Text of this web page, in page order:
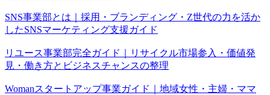
SNS事業部とは｜採用・ブランディング・Z世代の力を活か
したSNSマーケティング支援ガイド
リユース事業部完全ガイド｜リサイクル市場参入・価値発
見・働き方とビジネスチャンスの整理
Womanスタートアップ事業ガイド｜地域女性・主婦・ママ